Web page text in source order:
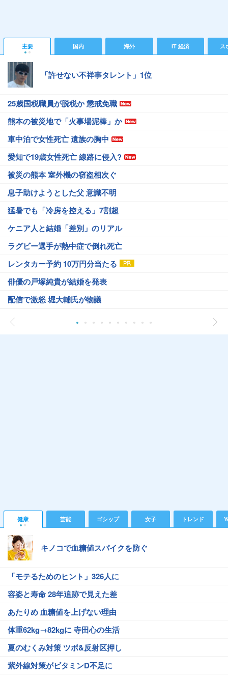
主要 国内 海外 IT 経済 ス
「許せない不祥事タレント」1位
25歳国税職員が脱税か 懲戒免職
熊本の被災地で「火事場泥棒」か
車中泊で女性死亡 遺族の胸中
愛知で19歳女性死亡 線路に侵入?
被災の熊本 室外機の窃盗相次ぐ
息子助けようとした父 意識不明
猛暑でも「冷房を控える」7割超
ケニア人と結婚「差別」のリアル
ラグビー選手が熱中症で倒れ死亡
レンタカー予約 10万円分当たる
俳優の戸塚純貴が結婚を発表
配信で激怒 堀大輔氏が物議
健康 芸能 ゴシップ 女子 トレンド
キノコで血糖値スパイクを防ぐ
「モテるためのヒント」326人に
容姿と寿命 28年追跡で見えた差
あたりめ 血糖値を上げない理由
体重62kg→82kgに 寺田心の生活
夏のむくみ対策 ツボ&反射区押し
紫外線対策がビタミンD不足に